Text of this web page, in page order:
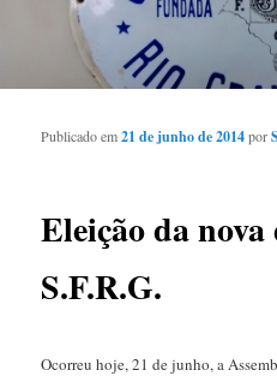
Eleição da
S.F.R.G.
Publicado em21 de junho de 2014por
Ocorreu hoje, 21 de junho, a